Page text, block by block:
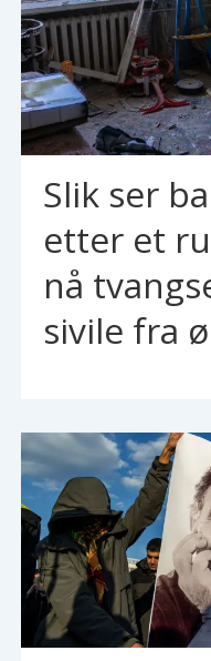
Slik ser
etter et
nå
sivile fra